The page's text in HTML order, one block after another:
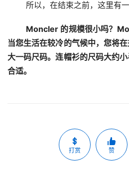
所以，在结束之前，这里有一
Moncler 的规模很小吗？
当您生活在较冷的气候中，您将
大一码尺码。连帽衫的尺码大约
合适。
打赏 赞